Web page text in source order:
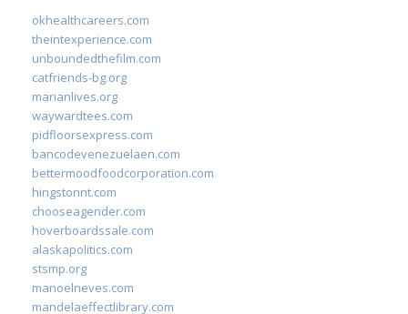
okhealthcareers.com
theintexperience.com
unboundedthefilm.com
catfriends-bg.org
marianlives.org
waywardtees.com
pidfloorsexpress.com
bancodevenezuelaen.com
bettermoodfoodcorporation.com
hingstonnt.com
chooseagender.com
hoverboardssale.com
alaskapolitics.com
stsmp.org
manoelneves.com
mandelaeffectlibrary.com